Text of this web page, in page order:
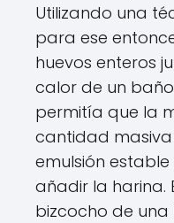
Utilizando una
para ese
huevos enteros
calor de un
permitía que la
cantidad
emulsión
añadir la harina.
bizcocho de una